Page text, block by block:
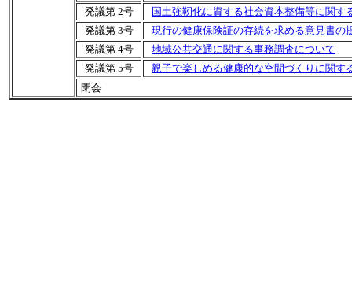
発議第 2号
国土強靭化に資する社会資本整備等に関す
発議第 3号
現行の健康保険証の存続を求める意見書の
発議第 4号
地域公共交通に関する事務調査について
発議第 5号
親子で楽しめる健康的な空間づくりに関す
閉会